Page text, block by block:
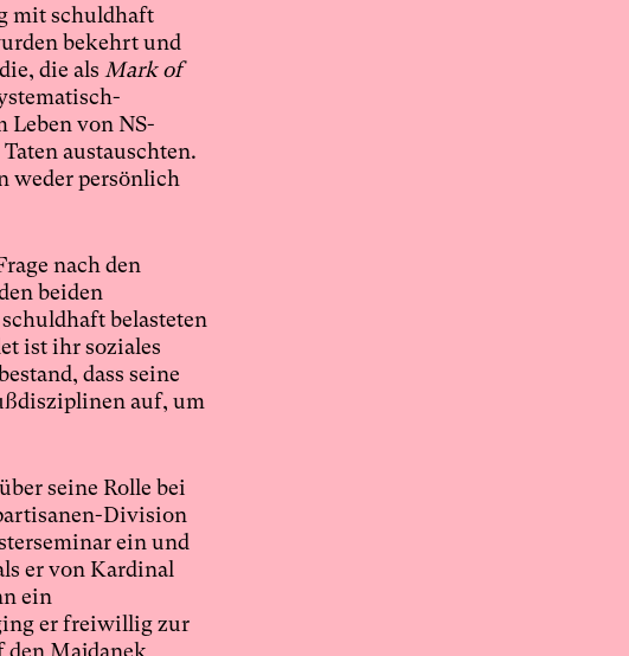
mit schuldhaft
bekehrt und
die als Mark of
von NS-
austauschten.
weder persönlich
nach den
beiden
belasteten
ist ihr soziales
dass seine
auf, um
seine Rolle bei
Division
ein und
er von Kardinal
ein
er freiwillig zur
den Majdanek